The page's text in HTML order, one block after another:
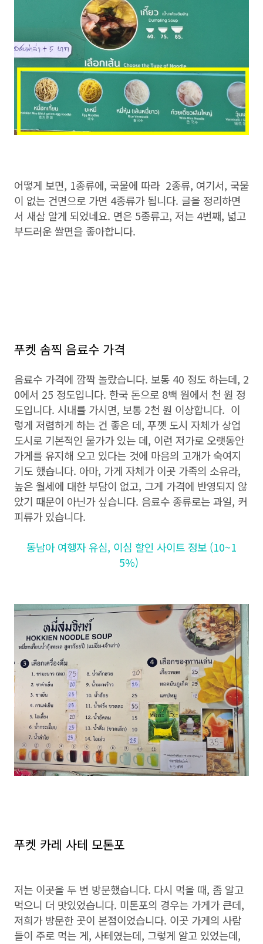
어떻게 보면, 1종류에, 국물에 따라 2종류, 여기서, 국물
이 없는 건면으로 가면 4종류가 됩니다. 글을 정리하면
서 새삼 알게 되었네요. 면은 5종류고, 저는 4번째, 넓고
부드러운 쌀면을 좋아합니다.
푸켓 솜찍 음료수 가격
음료수 가격에 깜짝 놀랐습니다. 보통 40 정도 하는데, 2
0에서 25 정도입니다. 한국 돈으로 8백 원에서 천 원 정
도입니다. 시내를 가시면, 보통 2천 원 이상합니다. 이
렇게 저렴하게 하는 건 좋은 데, 푸껫 도시 자체가 상업
도시로 기본적인 물가가 있는 데, 이런 저가로 오랫동안
가게를 유지해 오고 있다는 것에 마음의 고개가 숙여지
기도 했습니다. 아마, 가게 자체가 이곳 가족의 소유라,
높은 월세에 대한 부담이 없고, 그게 가격에 반영되지 않
았기 때문이 아닌가 싶습니다. 음료수 종류로는 과일, 커
피류가 있습니다.
동남아 여행자 유심, 이심 할인 사이트 정보 (10~1
5%)
푸켓 카레 사테 모톤포
저는 이곳을 두 번 방문했습니다. 다시 먹을 때, 좀 알고
먹으니 더 맛있었습니다. 미톤포의 경우는 가게가 큰데,
저희가 방문한 곳이 본점이었습니다. 이곳 가게의 사람
들이 주로 먹는 게, 사테였는데, 그렇게 알고 있었는데,